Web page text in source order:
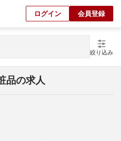
ログイン 会員登録
絞り込み
品の求人